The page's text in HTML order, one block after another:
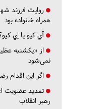
روایت فرزند
همراه خانواده بود
آي كيو يا اِي
از «یکشنبه
نمی‌شود
اگر این اقدام
تمدید عضویت
رهبر انقلاب